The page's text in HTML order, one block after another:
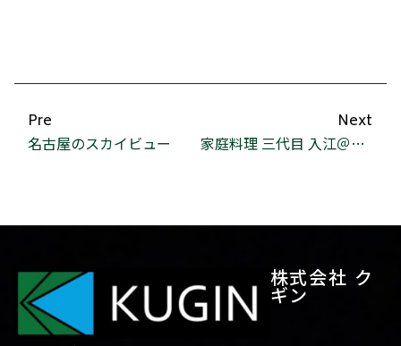
Pre
名古屋のスカイビュー
Next
家庭料理 三代目 入江＠錦糸町
株式会社 ク
ギン